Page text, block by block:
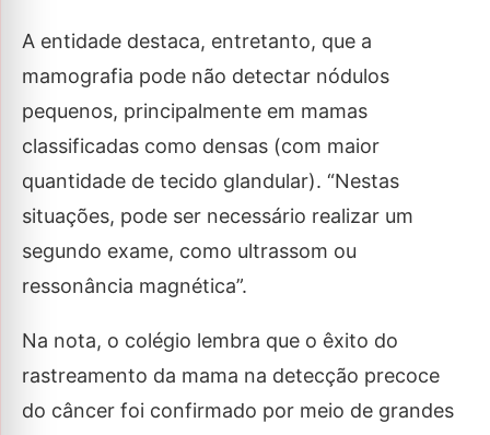
A entidade destaca, entretanto, que a
mamografia pode não detectar nódulos
pequenos, principalmente em mamas
classificadas como densas (com maior
quantidade de tecido glandular). “Nestas
situações, pode ser necessário realizar um
segundo exame, como ultrassom ou
ressonância magnética”.
Na nota, o colégio lembra que o êxito do
rastreamento da mama na detecção precoce
do câncer foi confirmado por meio de grandes